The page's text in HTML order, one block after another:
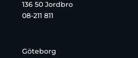
136 50 Jordbro
08-211 811
Göteborg